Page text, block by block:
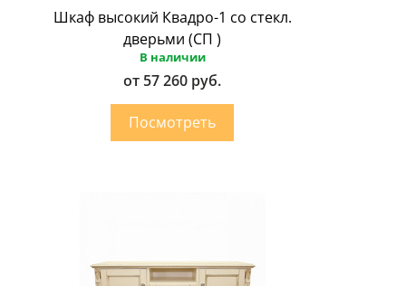
Шкаф высокий Квадро-1 со стекл.
дверьми (СП )
В наличии
от 57 260 руб.